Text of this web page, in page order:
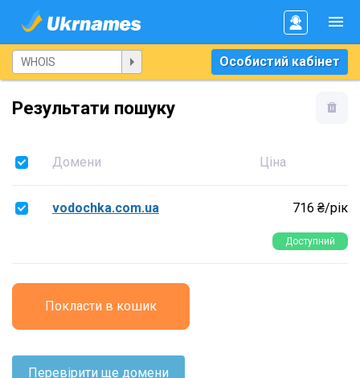
Особистий кабінет
Результати пошуку
Домени Ціна
vodochka.com.ua 716 ₴/рік
Доступний
Покласти в кошик
Перевірити ще домени